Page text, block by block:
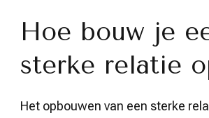
Hoe bouw je
sterke relatie
Het opbouwen van een sterke